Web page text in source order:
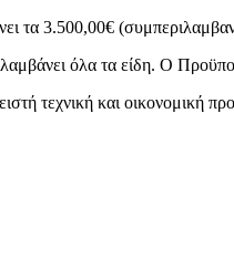
τα 3.500,00€
όλα τα είδη. Ο
τεχνική και οικονομική